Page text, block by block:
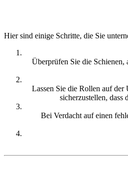
Hier sind einige Schritte, die Sie
Überprüfen Sie die Schienen,
Lassen Sie die Rollen auf der
sicherzustellen, dass
Bei Verdacht auf einen